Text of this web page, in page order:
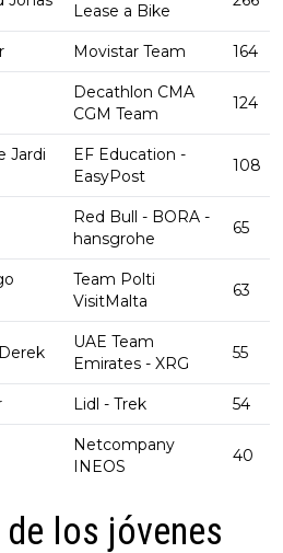
Lease a Bike
Movistar Team 164
Decathlon CMA
CGM Team
124
Jardi
EF Education -
EasyPost
108
Red Bull - BORA -
hansgrohe
65
Team Polti
VisitMalta
63
UAE Team
Emirates - XRG
55
Lidl - Trek 54
Netcompany
INEOS
40
los jóvenes